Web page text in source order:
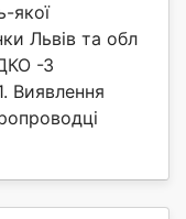
якої
Львів та обл
-З
Виявлення